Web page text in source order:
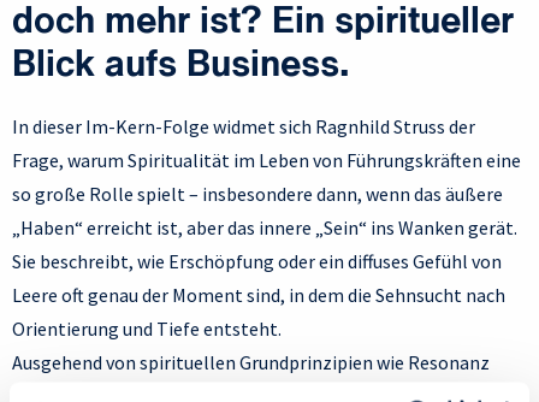
doch mehr ist? Ein spiritueller
Blick aufs Business.
In dieser Im-Kern-Folge widmet sich Ragnhild Struss der
Frage, warum Spiritualität im Leben von Führungskräften eine
so große Rolle spielt – insbesondere dann, wenn das äußere
„Haben“ erreicht ist, aber das innere „Sein“ ins Wanken gerät.
Sie beschreibt, wie Erschöpfung oder ein diffuses Gefühl von
Leere oft genau der Moment sind, in dem die Sehnsucht nach
Orientierung und Tiefe entsteht.
Ausgehend von spirituellen Grundprinzipien wie Resonanz
oder dem Gesetz von Ursache und Wirkung zeigt sie, wie